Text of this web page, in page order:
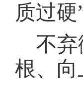
质过
不
根、